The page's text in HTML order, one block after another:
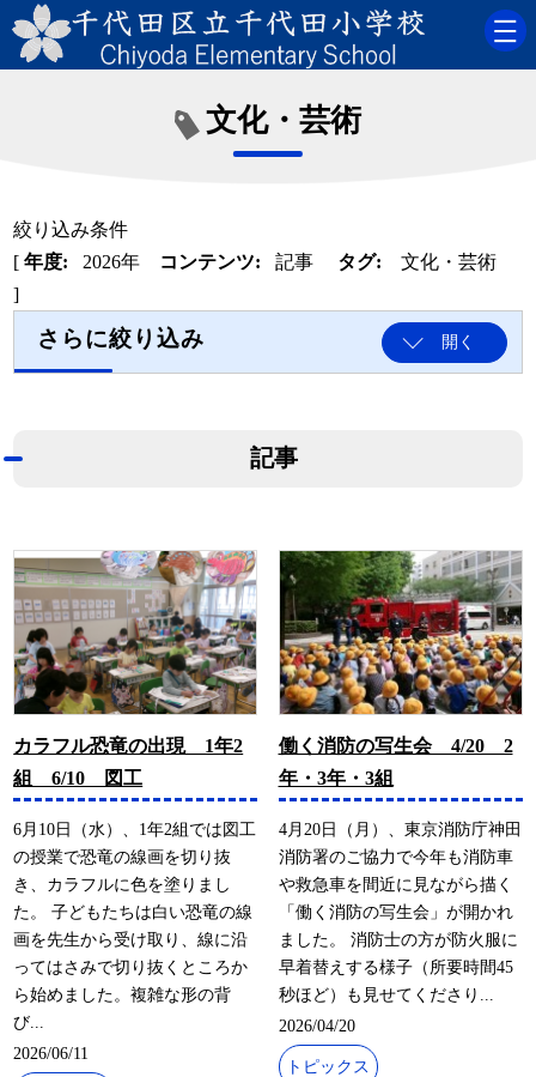
文化・芸術
絞り込み条件
[年度: 2026年 コンテンツ: 記事 タグ:
文化・芸術
]
さらに絞り込み 開く
記事
カラフル恐竜の出現 1年2
組 6/10 図工
6月10日（水）、1年2組では図工
の授業で恐竜の線画を切り抜
き、カラフルに色を塗りまし
た。 子どもたちは白い恐竜の線
画を先生から受け取り、線に沿
ってはさみで切り抜くところか
ら始めました。複雑な形の背
び...
2026/06/11
働く消防の写生会 4/20 2
年・3年・3組
4月20日（月）、東京消防庁神田
消防署のご協力で今年も消防車
や救急車を間近に見ながら描く
「働く消防の写生会」が開かれ
ました。 消防士の方が防火服に
早着替えする様子（所要時間45
秒ほど）も見せてくださり...
2026/04/20
トピックス